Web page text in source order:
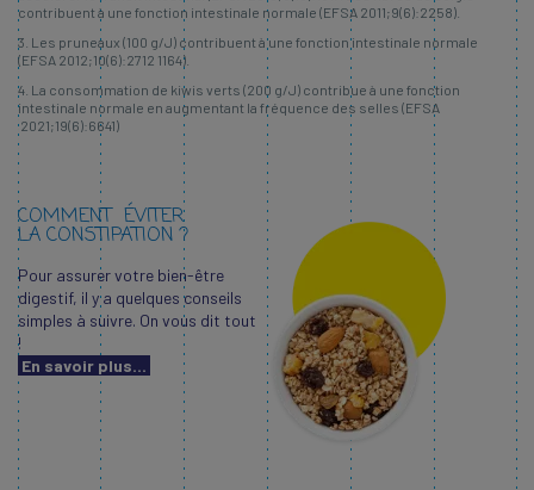
contribuent à une fonction intestinale normale (EFSA 2011;9(6):2258).
3. Les pruneaux (100 g/J) contribuent à une fonction intestinale normale
(EFSA 2012;10(6):2712 1164).
4. La consommation de kiwis verts (200 g/J) contribue à une fonction
intestinale normale en augmentant la fréquence des selles (EFSA
2021;19(6):6641)
COMMENT ÉVITER
LA CONSTIPATION ?
Pour assurer votre bien-être
digestif, il y a quelques conseils
simples à suivre. On vous dit tout
!
En savoir plus...